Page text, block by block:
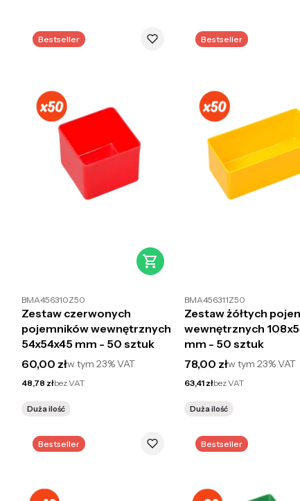
Bestseller
BMA456310Z50
Zestaw czerwonych
pojemników wewnętrznych
54x54x45 mm - 50 sztuk
Cena brutto
60,00 złw tym 23%VAT
Cena netto
48,78 złbez VAT
Duża ilość
Bestseller
BMA456311Z50
Zestaw żółtych
wewnętrznych
mm - 50 sztuk
Cena brutto
78,00 złw tym23%VAT
Cena netto
63,41 złbez VAT
Duża ilość
Bestseller Bestseller